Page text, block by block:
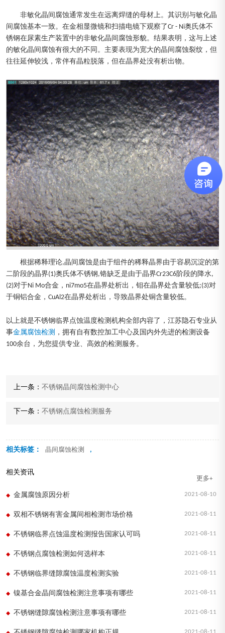
非敏化晶间腐蚀通常发生在远离焊缝的母材上。其识别与敏化晶
间腐蚀基本一致。在金相显微镜和扫描电镜下观察了Cr - Ni奥氏体不
锈钢在尿素生产装置中的非敏化晶间腐蚀形貌。结果表明，这与上述
的敏化晶间腐蚀有很大的不同。主要表现为宽大的晶间腐蚀裂纹，但
往往延伸较浅，常伴有晶粒脱落，但在晶界处没有析出物。
根据稀释理论,晶间腐蚀是由于组件的稀释晶界由于容易沉淀的第
二阶段的晶界(1)奥氏体不锈钢,铬缺乏是由于晶界Cr23C6阶段的降水,
(2)对于Ni Mo合金，ni7mo5在晶界处析出，钼在晶界处含量较低;(3)对
于铜铝合金，CuAl2在晶界处析出，导致晶界处铜含量较低。
以上就是不锈钢临界点蚀温度检测机构全部内容了，江苏隐石专业从
事金属腐蚀检测 ，拥有自有数控加工中心及国内外先进的检测设备
100余台，为您提供专业、高效的检测服务。
上一条： 不锈钢晶间腐蚀检测中心
下一条： 不锈钢点腐蚀检测服务
相关标签： 晶间腐蚀检测 ,
相关资讯
更多+
2021-08-10
金属腐蚀原因分析
2021-08-11
双相不锈钢有害金属间相检测市场价格
2021-08-11
不锈钢临界点蚀温度检测报告国家认可吗
2021-08-11
不锈钢点腐蚀检测如何选样本
2021-08-11
不锈钢临界缝隙腐蚀温度检测实验
2021-08-11
镍基合金晶间腐蚀检测注意事项有哪些
2021-08-11
不锈钢缝隙腐蚀检测注意事项有哪些
2021-08-11